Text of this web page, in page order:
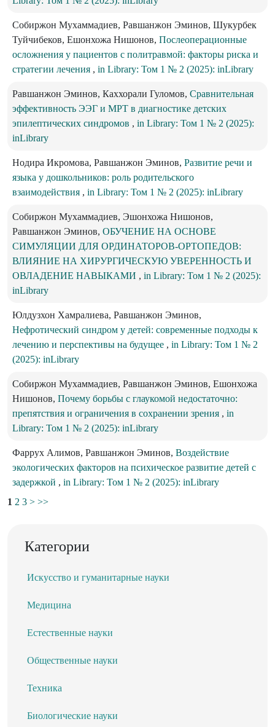
Собиржон Мухаммадиев, Равшанжон Эминов, Шукурбек
Туйчибеков, Ешонхожа Нишонов, Послеоперационные
осложнения у пациентов с политравмой: факторы риска и
стратегии лечения , in Library: Том 1 № 2 (2025): inLibrary
Равшанжон Эминов, Каххорали Гуломов, Сравнительная
эффективность ЭЭГ и МРТ в диагностике детских
эпилептических синдромов , in Library: Том 1 № 2 (2025):
inLibrary
Нодира Икромова, Равшанжон Эминов, Развитие речи и
языка у дошкольников: роль родительского
взаимодействия , in Library: Том 1 № 2 (2025): inLibrary
Собиржон Мухаммадиев, Эшонхожа Нишонов,
Равшанжон Эминов, ОБУЧЕНИЕ НА ОСНОВЕ
СИМУЛЯЦИИ ДЛЯ ОРДИНАТОРОВ-ОРТОПЕДОВ:
ВЛИЯНИЕ НА ХИРУРГИЧЕСКУЮ УВЕРЕННОСТЬ И
ОВЛАДЕНИЕ НАВЫКАМИ , in Library: Том 1 № 2 (2025):
inLibrary
Юлдузхон Хамралиева, Равшанжон Эминов,
Нефротический синдром у детей: современные подходы к
лечению и перспективы на будущее , in Library: Том 1 № 2
(2025): inLibrary
Собиржон Мухаммадиев, Равшанжон Эминов, Ешонхожа
Нишонов, Почему борьбы с глаукомой недостаточно:
препятствия и ограничения в сохранении зрения , in
Library: Том 1 № 2 (2025): inLibrary
Фаррух Алимов, Равшанжон Эминов, Воздействие
экологических факторов на психическое развитие детей с
задержкой , in Library: Том 1 № 2 (2025): inLibrary
1 2 3 > >>
Категории
Искусство и гуманитарные науки
Медицина
Естественные науки
Общественные науки
Техника
Биологические науки